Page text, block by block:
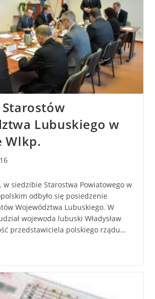
Lubuskiego w
Wlkp.
w siedzibie Starostwa Powiatowego w
odbyło się posiedzenie
Województwa Lubuskiego. W
wojewoda lubuski Władysław
przedstawiciela polskiego rządu…